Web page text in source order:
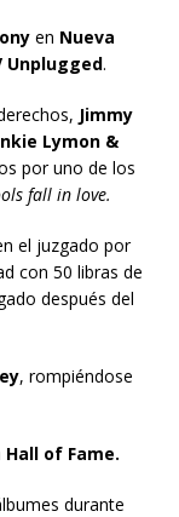
en Nueva
Unplugged.
Jimmy
Lymon &
por uno de los
fall in love.
el juzgado por
con 50 libras de
después del
, rompiéndose
of Fame.
durante